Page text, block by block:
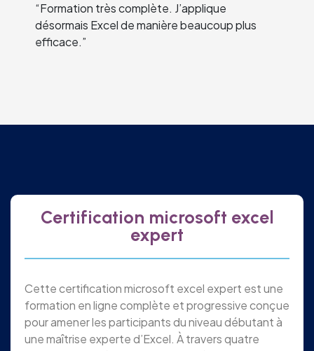
“Formation très complète. J’applique
désormais Excel de manière beaucoup plus
efficace.”
Certification microsoft excel
expert
Cette certification microsoft excel expert est une
formation en ligne complète et progressive conçue
pour amener les participants du niveau débutant à
une maîtrise experte d’Excel. À travers quatre